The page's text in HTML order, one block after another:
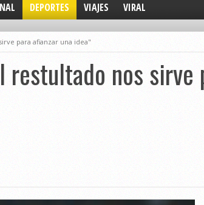
DEPORTES VIAJES VIRAL
para afianzar una idea"
restultado nos sirve